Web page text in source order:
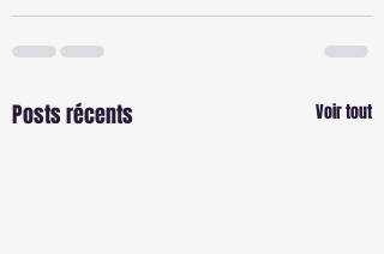
Posts récents Voir tout